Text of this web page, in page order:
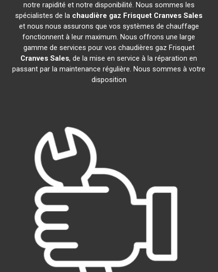
notre rapidité et notre disponibilité. Nous sommes les
spécialistes de la chaudière gaz Frisquet Cranves Sales
et nous nous assurons que vos systèmes de chauffage
fonctionnent à leur maximum. Nous offrons une large
gamme de services pour vos chaudières gaz Frisquet
Cranves Sales, de la mise en service à la réparation en
passant par la maintenance régulière. Nous sommes à votre
disposition